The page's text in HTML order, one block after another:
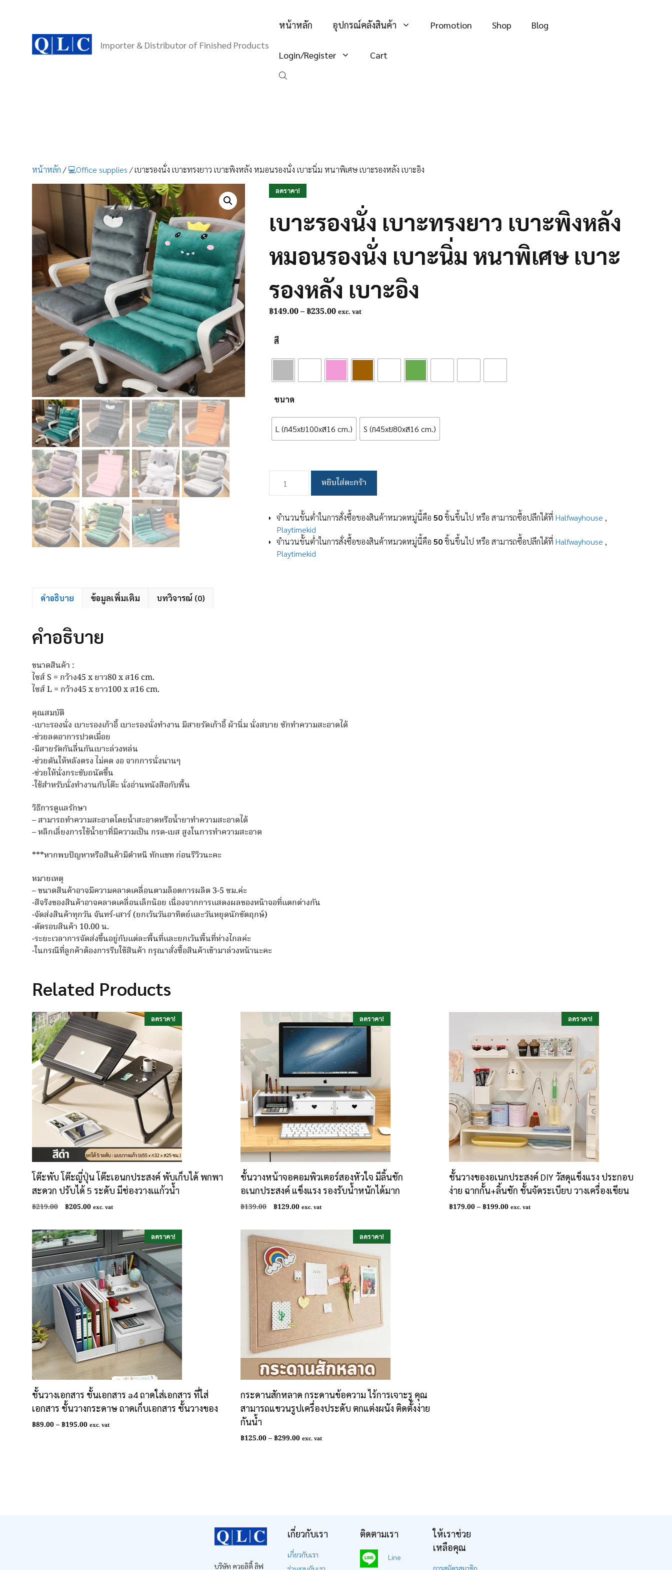
Importer & Distributor of Finished Products
หน้าหลัก อุปกรณ์คลังสินค้า Promotion Shop Blog
Login/Register Cart
หน้าหลัก /💻Office supplies / เบาะรองนั่ง เบาะทรงยาว เบาะพิงหลัง หมอนรองนั่ง เบาะนิ่ม หนาพิเศษ เบาะรองหลัง เบาะอิง
ลดราคา!
เบาะรองนั่ง เบาะทรงยาว เบาะพิงหลัง
หมอนรองนั่ง เบาะนิ่ม หนาพิเศษ เบาะ
รองหลัง เบาะอิง
฿149.00–฿235.00Price
฿235.00
exc. vat
สี
ขนาด
L (ก45xย100xส16 cm.) S (ก45xย80xส16 cm.)
เบาะ
ทรง
ยาว
เบาะ
อิง
หยิบใส่ตะกร้า
จำนวนขั้นต่ำในการสั่งซื้อของสินค้าหมวดหมู่นี้คือ50 ชิ้นขึ้นไป หรือ สามารถซื้อปลีกได้ที่Halfwayhouse ,
Playtimekid
จำนวนขั้นต่ำในการสั่งซื้อของสินค้าหมวดหมู่นี้คือ50 ชิ้นขึ้นไป หรือ สามารถซื้อปลีกได้ที่Halfwayhouse ,
Playtimekid
คำอธิบาย ข้อมูลเพิ่มเติม บทวิจารณ์ (0)
คำอธิบาย
ขนาดสินค้า :
ไซส์ S = กว้าง45 x ยาว80 x ส16 cm.
ไซส์ L = กว้าง45 x ยาว100 x ส16 cm.
คุณสมบัติ
-เบาะรองนั่ง เบาะรองเก้าอี้ เบาะรองนั่งทำงาน มีสายรัดเก้าอี้ ผ้านิ่ม นั่งสบาย ซักทำความสะอาดได้
-ช่วยลดอาการปวดเมื่อย
-มีสายรัดกันลื่นกันเบาะล่วงหล่น
-ช่วยดันให้หลังตรง ไม่คด งอ จากการนั่งนานๆ
-ช่วยให้นั่งกระชับถนัดขึ้น
-ใช้สำหรับนั่งทำงานกับโต๊ะ นั่งอ่านหนังสือกับพื้น
วิธีการดูแลรักษา
– สามารถทำความสะอาดโดยน้ำสะอาดหรือน้ำยาทำความสะอาดได้
– หลีกเลี่ยงการใช้น้ำยาที่มีความเป็น กรด-เบส สูงในการทำความสะอาด
***หากพบปัญหาหรือสินค้ามีตำหนิ ทักแชท ก่อนรีวิวนะคะ
หมายเหตุ
– ขนาดสินค้าอาจมีความคลาดเคลื่อนตามล็อตการผลิต 3-5 ซม.ค่ะ
-สีจริงของสินค้าอาจคลาดเคลื่อนเล็กน้อย เนื่องจากการแสดงผลของหน้าจอที่แตกต่างกัน
-จัดส่งสินค้าทุกวัน จันทร์-เสาร์ (ยกเว้นวันอาทิตย์และวันหยุดนักขัตฤกษ์)
-ตัดรอบสินค้า 10.00 น.
-ระยะเวลาการจัดส่งขึ้นอยู่กับแต่ละพื้นที่และยกเว้นพื้นที่ห่างไกลค่ะ
-ในกรณีที่ลูกค้าต้องการรีบใช้สินค้า กรุณาสั่งซื้อสินค้าเข้ามาล่วงหน้านะคะ
Related Products
ลดราคา!
โต๊ะพับ โต๊ะญี่ปุ่น โต๊ะเอนกประสงค์ พับเก็บได้ พกพา
สะดวก ปรับได้ 5 ระดับ มีช่องวางเแก้วน้ำ
฿219.00
Original
฿219.00.
฿205.00Current
฿205.00.
exc. vat
ลดราคา!
ชั้นวางหน้าจอคอมพิวเตอร์สองหัวใจ มีลิ้นชัก
อเนกประสงค์ แข็งแรง รองรับน้ำหนักได้มาก
฿139.00
Original
฿139.00.
฿129.00Current
exc. vat
ลดราคา!
ชั้นวางของอเนกประสงค์ DIY วัสดุแข็งแรง ประกอบ
ง่าย ฉากกั้น+ลิ้นชัก ชั้นจัดระเบียบ วางเครื่องเขียน
฿179.00–฿199.00Price
exc. vat
ลดราคา!
ชั้นวางเอกสาร ชั้นเอกสาร a4 ถาดใส่เอกสาร ที่ใส่
เอกสาร ชั้นวางกระดาษ ถาดเก็บเอกสาร ชั้นวางของ
฿89.00–฿195.00Price
exc. vat
ลดราคา!
กระดานสักหลาด กระดานข้อความ ไร้การเจาะรู คุณ
สามารถแขวนรูปเครื่องประดับ ตกแต่งผนัง ติดตั้งง่าย
กันน้ำ
฿125.00–฿299.00Price
exc. vat
บริษัท ควอลิตี้ ลิฟ
เกี่ยวกับเรา
เกี่ยวกับเรา
ติดตามเรา
Line
ให้เราช่วย
เหลือคุณ
การสมัครสมาชิก